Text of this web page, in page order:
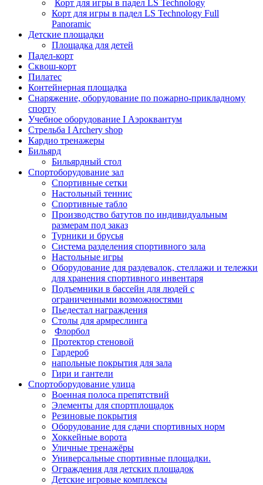
Корт для игры в падел LS Technology
Корт для игры в падел LS Technology Full
Panoramic
Детские площадки
Площадка для детей
Падел-корт
Сквош-корт
Пилатес
Контейнерная площадка
Снаряжение, оборудование по пожарно-прикладному
спорту
Учебное оборудование I Аэроквантум
Стрельба I Archery shop
Кардио тренажеры
Бильярд
Бильярдный стол
Спортоборудование зал
Спортивные сетки
Настольный теннис
Спортивные табло
Производство батутов по индивидуальным
размерам под заказ
Турники и брусья
Система разделения спортивного зала
Настольные игры
Оборудование для раздевалок, стеллажи и тележки
для хранения спортивного инвентаря
Подъемники в бассейн для людей с
ограниченными возможностями
Пьедестал награждения
Столы для армреслинга
Флорбол
Протектор стеновой
Гардероб
напольные покрытия для зала
Гири и гантели
Спортоборудование улица
Военная полоса препятствий
Элементы для спортплощадок
Резиновые покрытия
Оборудование для сдачи спортивных норм
Хоккейные ворота
Уличные тренажёры
Универсальные спортивные площадки.
Ограждения для детских площадок
Детские игровые комплексы